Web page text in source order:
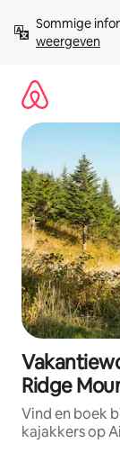
direct
naar
Sommige
weergeven
Ridge
Vind en boek
kajakkers op